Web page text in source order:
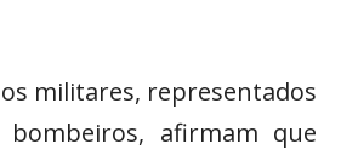
militares, representados
afirmam que